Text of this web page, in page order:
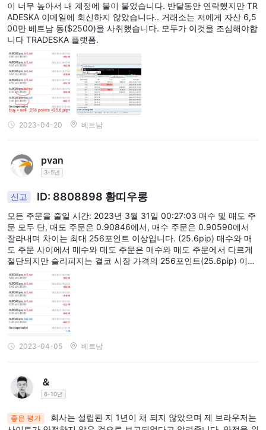
편과 불확실성을 유발할 수 있으며 항상 계정 자금 조달 및 자금 인
출과 관련된 잠재적 위험 및 비용을 고려해야 합니다.
고객 서비스
TRADESKA괜찮은 고객 서비스를 제공하는 것 같습니다. 웹사이트
는 15개 언어로 제공되며 이는 국제 고객 기반에 서비스를 제공하겠
다는 중개인의 약속을 나타냅니다. 고객 지원이 가능합니다
적인 도움이 필요한 거래자에게 긍정적인 기능입니다. ㅏ
일반적인 질문에 대한 답을 찾는 고객도 이용할 수 있습니다. 또한
등록 된 주소
그러나, 그깨진 소셜 미디어 아이콘공식 웹 사이트, 특히 관련 웹
링크로 이동할 수 없는 경우 소셜 미디어의 존재가 활성화되지 않았
거나 신뢰할 수 없음을 나타냅니다.
참고: 이 장단점은 주관적이며 개인의 경험에 따라 다를 수 있습니
다. TRADESKA 의 고객 서비스.
교육
TRADESKA다음을 포함하여 트레이더를 위한 몇 가지 기본 교육 리
소스를 제공합니다.
사. 브로커는 또한
지 않지만 웹 사이트에 있습니다. 트레이더가 교육 자원에 접근하는
게 어떤 이점이 있는지에 대한 자세한 정보를 제공했습니다.
결론
이 너무 높아서 내 계정에 불이 붙었습니다. 반달동안 연락했지만 TR
ADESKA 이메일에 회신하지 않았습니다.. 거래소는 저에게 자산 6,5
00만 베트남 동($2500)을 사취했습니다. 모두가 이것을 조심해야합
니다 TRADESKA 플랫폼.
2023-04-20 베트남
pvan
3-5년
신고 ID: 8808898 황띠우롱
모든 주문을 줄일 시간: 2023년 3월 31일 00:27:03 매수 및 매도 주
문 모두 단, 매도 주문은 0.90846에서, 매수 주문은 0.90590에서
잘라내며 차이는 최대 256포인트 이상입니다. (25.6pip) 매수와 매
도 주문 사이에서 매수와 매도 주문은 매수와 매도 주문에서 다르게
절단되지만 슬리피지는 결코 시장 가격의 256포인트(25.6pip) 이상
으로 올라가지 않습니다. 브로커가 매도 주문 가격을 스캔하거나 매
수 주문이 당시 시장 가격과 일치하지 않아 중지에 문제가 있었던 것
같습니다. 이제 총 2개의 주문이 균형을 이루지 못하고 내 계정에서
모든 주문이 끊어지고 내 계정이 소각되었습니다. 사실이면 손실이
잠겼고 내 계정에 아직 잔액이 있습니다.
2023-04-05 베트남
＆
6-10년
좋은 평가
회사는 설립된 지 1년이 채 되지 않았으며 제 브라우저는